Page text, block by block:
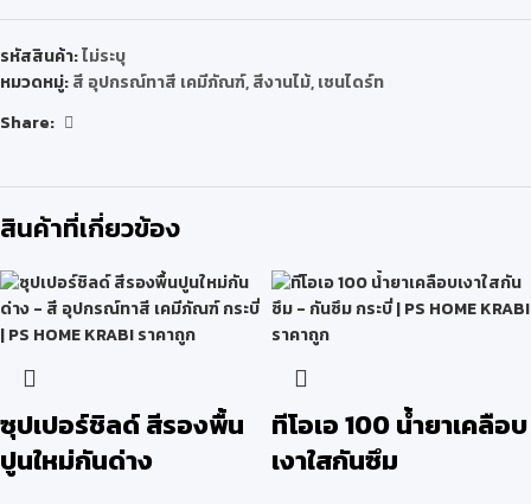
รหัสสินค้า:ไม่ระบุ
หมวดหมู่:สี อุปกรณ์ทาสี เคมีภัณฑ์,สีงานไม้,เชนไดร์ท
Share:
สินค้าที่เกี่ยวข้อง
ซุปเปอร์ชิลด์ สีรองพื้น
ปูนใหม่กันด่าง
ทีโอเอ 100 น้ำยาเคลือบ
เงาใสกันซึม